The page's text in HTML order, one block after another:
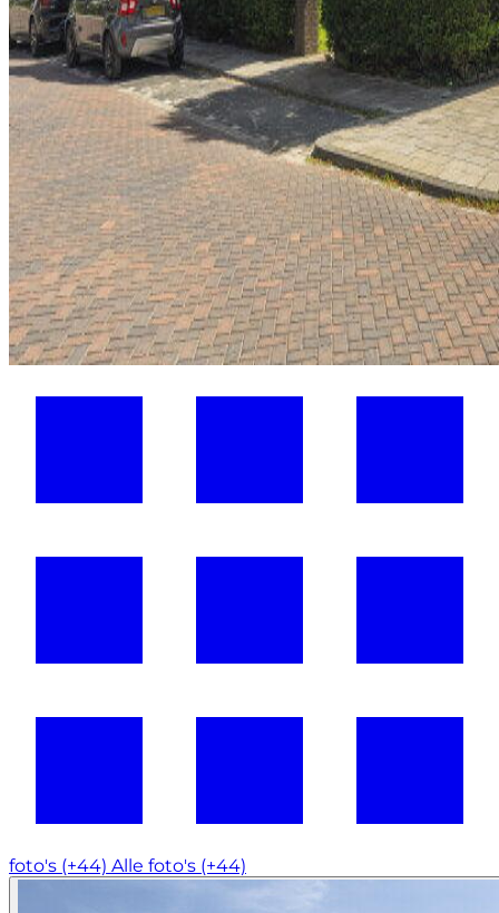
foto's (+44) Alle foto's (+44)